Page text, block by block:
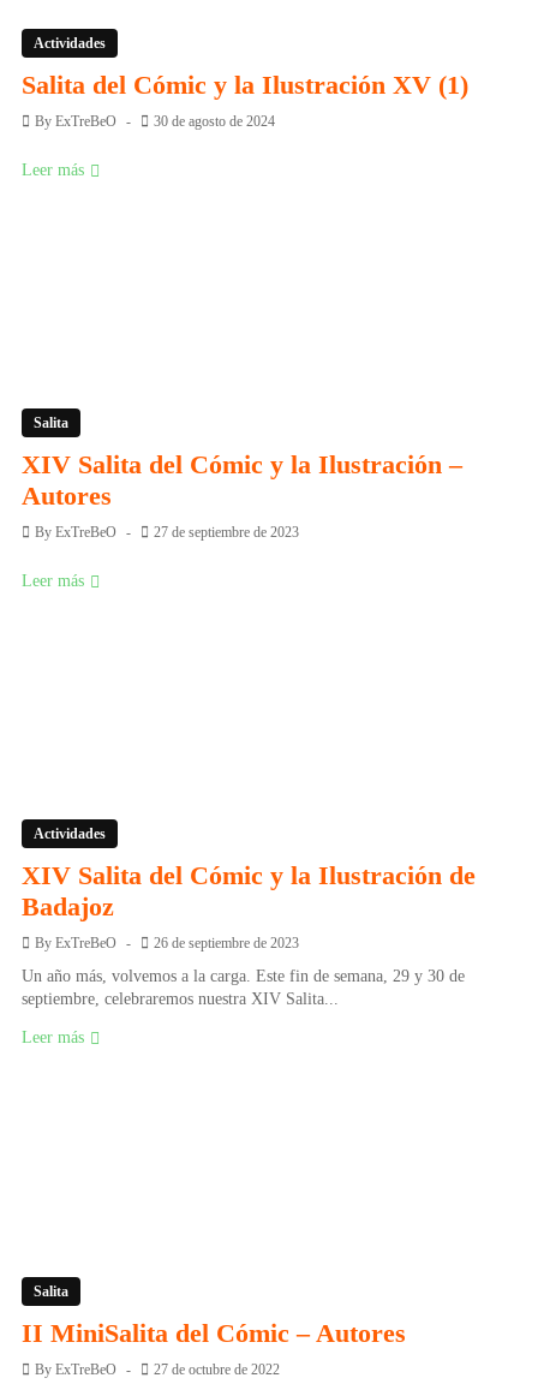
Actividades
Salita del Cómic y la Ilustración XV (1)
By ExTreBeO 30 de agosto de 2024
Leer más
Salita
XIV Salita del Cómic y la Ilustración –
Autores
By ExTreBeO 27 de septiembre de 2023
Leer más
Actividades
XIV Salita del Cómic y la Ilustración de
Badajoz
By ExTreBeO 26 de septiembre de 2023
Un año más, volvemos a la carga. Este fin de semana, 29 y 30 de
septiembre, celebraremos nuestra XIV Salita...
Leer más
Salita
II MiniSalita del Cómic – Autores
By ExTreBeO 27 de octubre de 2022